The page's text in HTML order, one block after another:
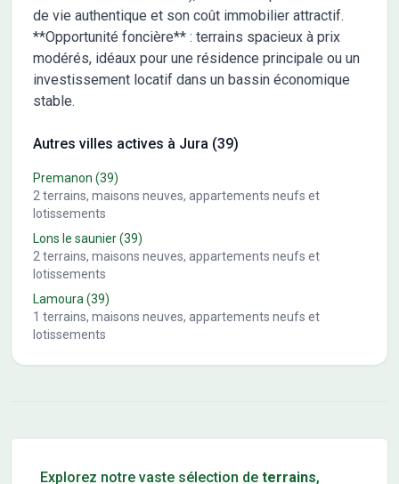
de vie authentique et son coût immobilier attractif.
**Opportunité foncière** : terrains spacieux à prix
modérés, idéaux pour une résidence principale ou un
investissement locatif dans un bassin économique
stable.
Autres villes actives à Jura (39)
Premanon (39)
2terrains, maisons neuves, appartements neufs et
lotissements
Lons le saunier(39)
2terrains, maisons neuves, appartements neufs et
lotissements
Lamoura(39)
1 terrains, maisons neuves, appartements neufs et
lotissements
Explorez notre vaste sélection de terrains,